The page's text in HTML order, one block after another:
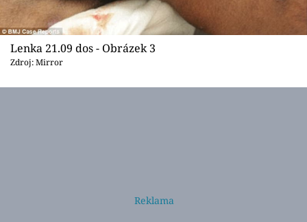
Lenka 21.09 dos - Obrázek 3
Zdroj: Mirror